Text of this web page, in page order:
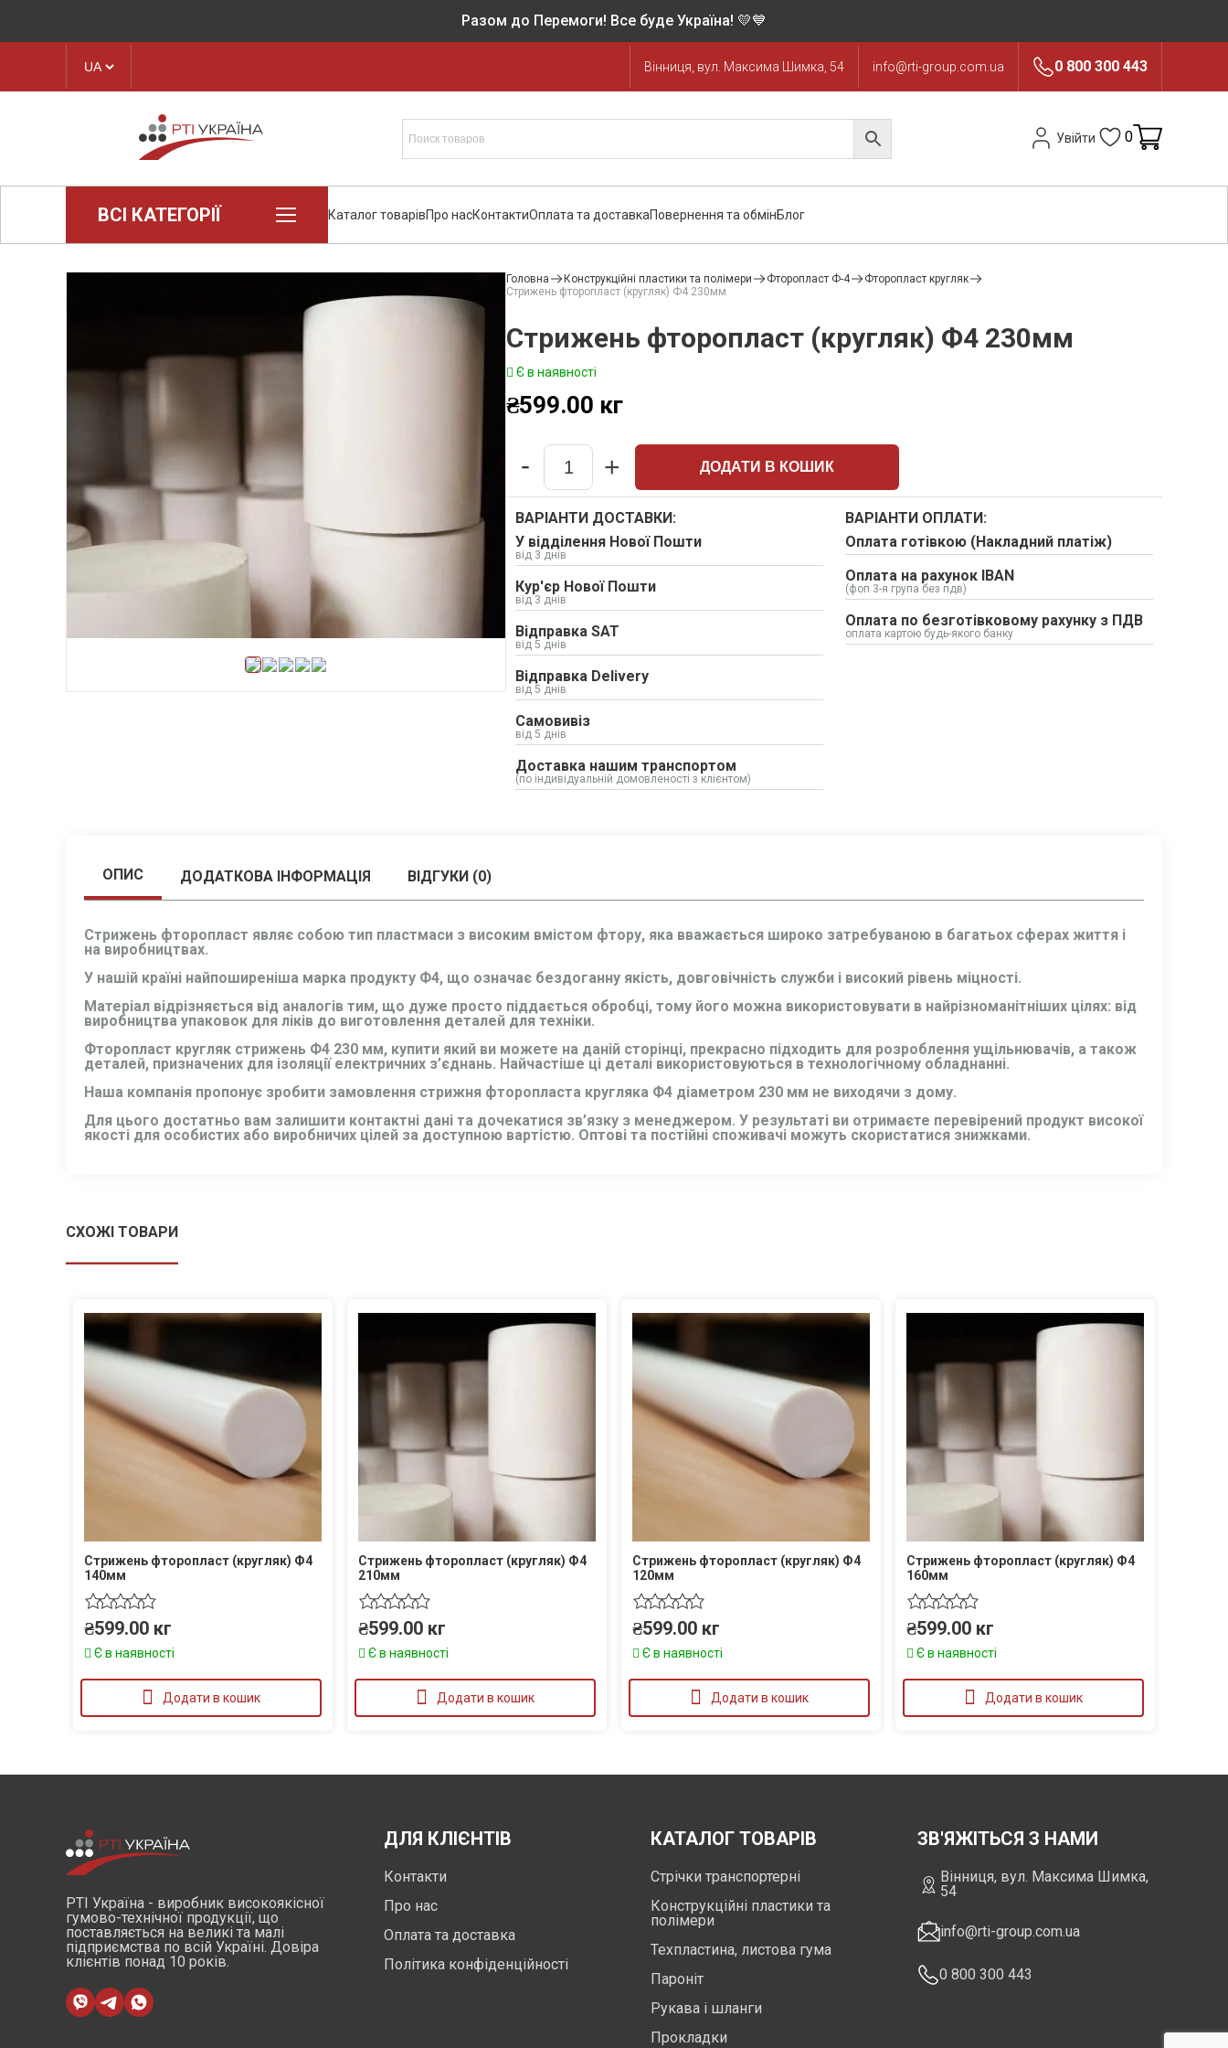
Разом до Перемоги! Все буде Україна! 💛💙
Вінниця, вул. Максима Шимка, 54 info@rti-group.com.ua 0 800 300 443
Увійти 0
ВСІ КАТЕГОРІЇ
Пароніт
Стрічки транспортерні
Композитні матеріали Resimac
Парафінова емульсія
Каталог товарівПро насКонтактиОплата та доставкаПовернення та обмінБлог
Головна Конструкційні пластики та полімери Фторопласт Ф-4
Фторопласт кругляк
Стрижень фторопласт (кругляк) Ф4 230мм
Стрижень фторопласт (кругляк) Ф4 230мм
Є в наявності
₴599.00 кг
Quantity
- + ДОДАТИ В КОШИК
ВАРІАНТИ ДОСТАВКИ:
У відділення Нової Пошти
від 3 днів
Кур'єр Нової Пошти
від 3 днів
Відправка SAT
від 5 днів
Відправка Delivery
від 5 днів
Самовивіз
від 5 днів
Доставка нашим транспортом
(по індивідуальній домовленості з клієнтом)
ВАРІАНТИ ОПЛАТИ:
Оплата готівкою (Накладний платіж)
Оплата на рахунок IBAN
(фоп 3-я група без пдв)
Оплата по безготівковому рахунку з ПДВ
оплата картою будь-якого банку
ОПИС ДОДАТКОВА ІНФОРМАЦІЯ ВІДГУКИ (0)
Стрижень фторопласт являє собою тип пластмаси з високим вмістом фтору, яка вважається широко затребуваною в багатьох сферах життя і
на виробництвах.
У нашій країні найпоширеніша марка продукту Ф4, що означає бездоганну якість, довговічність служби і високий рівень міцності.
Матеріал відрізняється від аналогів тим, що дуже просто піддається обробці, тому його можна використовувати в найрізноманітніших цілях: від
виробництва упаковок для ліків до виготовлення деталей для техніки.
Фторопласт кругляк стрижень Ф4 230 мм, купити який ви можете на даній сторінці, прекрасно підходить для розроблення ущільнювачів, а також
деталей, призначених для ізоляції електричних з’єднань. Найчастіше ці деталі використовуються в технологічному обладнанні.
Наша компанія пропонує зробити замовлення стрижня фторопласта кругляка Ф4 діаметром 230 мм не виходячи з дому.
Для цього достатньо вам залишити контактні дані та дочекатися зв’язку з менеджером. У результаті ви отримаєте перевірений продукт високої
якості для особистих або виробничих цілей за доступною вартістю. Оптові та постійні споживачі можуть скористатися знижками.
СХОЖІ ТОВАРИ
Стрижень фторопласт (кругляк) Ф4
140мм
₴599.00 кг
Є в наявності
Додати в кошик
Стрижень фторопласт (кругляк) Ф4
210мм
₴599.00 кг
Є в наявності
Додати в кошик
Стрижень фторопласт (кругляк) Ф4
120мм
₴599.00 кг
Є в наявності
Додати в кошик
Стрижень фторопласт (кругляк) Ф4
160мм
₴599.00 кг
Є в наявності
Додати в кошик
РТІ Україна - виробник високоякісної
гумово-технічної продукції, що
поставляється на великі та малі
підприємства по всій Україні. Довіра
клієнтів понад 10 років.
ДЛЯ КЛІЄНТІВ
Контакти
Про нас
Оплата та доставка
Політика конфіденційності
КАТАЛОГ ТОВАРІВ
Стрічки транспортерні
Конструкційні пластики та
полімери
Техпластина, листова гума
Пароніт
Рукава і шланги
Прокладки
ЗВ'ЯЖІТЬСЯ З НАМИ
Вінниця, вул. Максима Шимка,
54
info@rti-group.com.ua
0 800 300 443